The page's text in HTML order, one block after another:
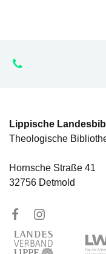
Lippische
Theologische
Hornsche Straße 41
32756 Detmold